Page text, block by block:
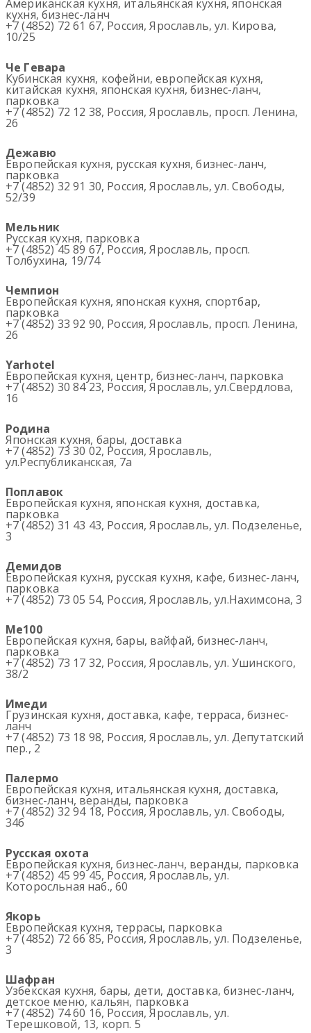
Американская кухня, итальянская кухня, японская
кухня, бизнес-ланч
+7 (4852) 72 61 67, Россия, Ярославль, ул. Кирова,
10/25
Че Гевара
Кубинская кухня, кофейни, европейская кухня,
китайская кухня, японская кухня, бизнес-ланч,
парковка
+7 (4852) 72 12 38, Россия, Ярославль, просп. Ленина,
26
Дежавю
Европейская кухня, русская кухня, бизнес-ланч,
парковка
+7 (4852) 32 91 30, Россия, Ярославль, ул. Свободы,
52/39
Мельник
Русская кухня, парковка
+7 (4852) 45 89 67, Россия, Ярославль, просп.
Толбухина, 19/74
Чемпион
Европейская кухня, японская кухня, спортбар,
парковка
+7 (4852) 33 92 90, Россия, Ярославль, просп. Ленина,
26
Yarhotel
Европейская кухня, центр, бизнес-ланч, парковка
+7 (4852) 30 84 23, Россия, Ярославль, ул.Свердлова,
16
Родина
Японская кухня, бары, доставка
+7 (4852) 73 30 02, Россия, Ярославль,
ул.Республиканская, 7а
Поплавок
Европейская кухня, японская кухня, доставка,
парковка
+7 (4852) 31 43 43, Россия, Ярославль, ул. Подзеленье,
3
Демидов
Европейская кухня, русская кухня, кафе, бизнес-ланч,
парковка
+7 (4852) 73 05 54, Россия, Ярославль, ул.Нахимсона, 3
Ме100
Европейская кухня, бары, вайфай, бизнес-ланч,
парковка
+7 (4852) 73 17 32, Россия, Ярославль, ул. Ушинского,
38/2
Имеди
Грузинская кухня, доставка, кафе, терраса, бизнес-
ланч
+7 (4852) 73 18 98, Россия, Ярославль, ул. Депутатский
пер., 2
Палермо
Европейская кухня, итальянская кухня, доставка,
бизнес-ланч, веранды, парковка
+7 (4852) 32 94 18, Россия, Ярославль, ул. Свободы,
34б
Русская охота
Европейская кухня, бизнес-ланч, веранды, парковка
+7 (4852) 45 99 45, Россия, Ярославль, ул.
Которосльная наб., 60
Якорь
Европейская кухня, террасы, парковка
+7 (4852) 72 66 85, Россия, Ярославль, ул. Подзеленье,
3
Шафран
Узбекская кухня, бары, дети, доставка, бизнес-ланч,
детское меню, кальян, парковка
+7 (4852) 74 60 16, Россия, Ярославль, ул.
Терешковой, 13, корп. 5